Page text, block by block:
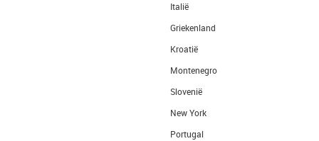
Italië
Griekenland
Kroatië
Montenegro
Slovenië
New York
Portugal